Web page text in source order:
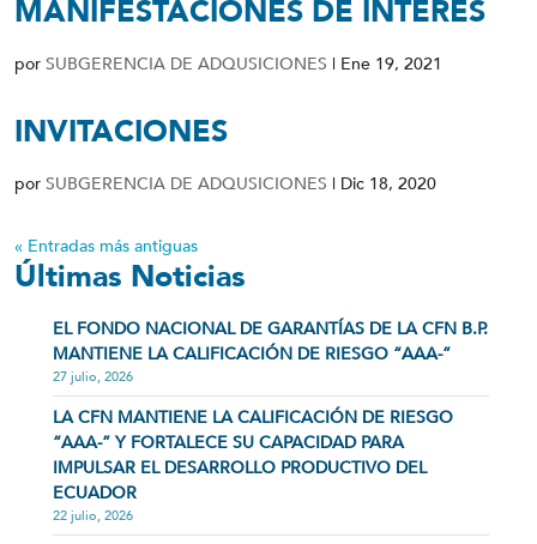
MANIFESTACIONES DE INTERÉS
por SUBGERENCIA DE ADQUSICIONES | Ene 19, 2021
INVITACIONES
por SUBGERENCIA DE ADQUSICIONES | Dic 18, 2020
« Entradas más antiguas
Últimas Noticias
EL FONDO NACIONAL DE GARANTÍAS DE LA CFN B.P.
MANTIENE LA CALIFICACIÓN DE RIESGO “AAA-”
27 julio, 2026
LA CFN MANTIENE LA CALIFICACIÓN DE RIESGO
“AAA-” Y FORTALECE SU CAPACIDAD PARA
IMPULSAR EL DESARROLLO PRODUCTIVO DEL
ECUADOR
22 julio, 2026